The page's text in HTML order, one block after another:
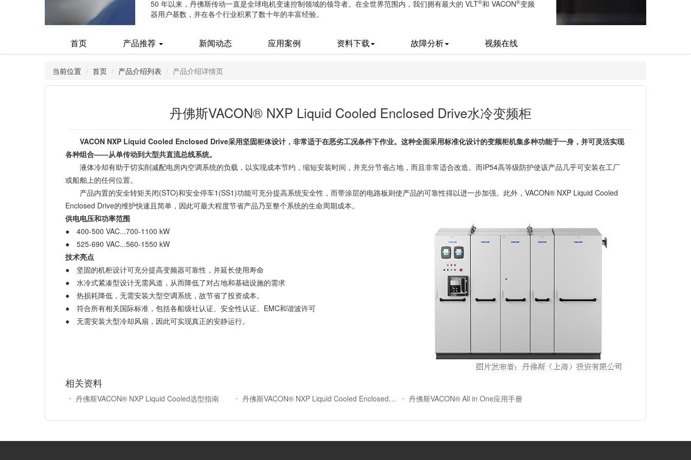
50 年以来，丹佛斯传动一直是全球电机变速控制领域的领导者。在全世界范围内，我们拥有最大的 VLT®和 VACON®变频
器用户基数，并在各个行业积累了数十年的丰富经验。
首页(current) 产品推荐 新闻动态 应用案例 资料下载 故障分析 视频在线
当前位置 首页 产品介绍列表 产品介绍详情页
丹佛斯VACON® NXP Liquid Cooled Enclosed Drive水冷变频柜
VACON NXP Liquid Cooled Enclosed Drive采用坚固柜体设计，非常适于在恶劣工况条件下作业。这种全面采用标准化设计的变频柜机集多种功能于一身，并可灵活实现
各种组合——从单传动到大型共直流总线系统。
液体冷却有助于切实削减配电房内空调系统的负载，以实现成本节约，缩短安装时间，并充分节省占地，而且非常适合改造。而IP54高等级防护使该产品几乎可安装在工厂
或船舶上的任何位置。
产品内置的安全转矩关闭(STO)和安全停车1(SS1)功能可充分提高系统安全性，而带涂层的电路板则使产品的可靠性得以进一步加强。此外，VACON® NXP Liquid Cooled
Enclosed Drive的维护快速且简单，因此可最大程度节省产品乃至整个系统的生命周期成本。
供电电压和功率范围
● 400-500 VAC...700-1100 kW
● 525-690 VAC...560-1550 kW
技术亮点
● 坚固的机柜设计可充分提高变频器可靠性，并延长使用寿命
● 水冷式紧凑型设计无需风道，从而降低了对占地和基础设施的需求
● 热损耗降低，无需安装大型空调系统，故节省了投资成本。
● 符合所有相关国际标准，包括各船级社认证、安全性认证、EMC和谐波许可
● 无需安装大型冷却风扇，因此可实现真正的安静运行。
相关资料
丹佛斯VACON® NXP Liquid Cooled选型指南 丹佛斯VACON® NXP Liquid Cooled Enclosed Drive硬件手... 丹佛斯VACON® All in One应用手册